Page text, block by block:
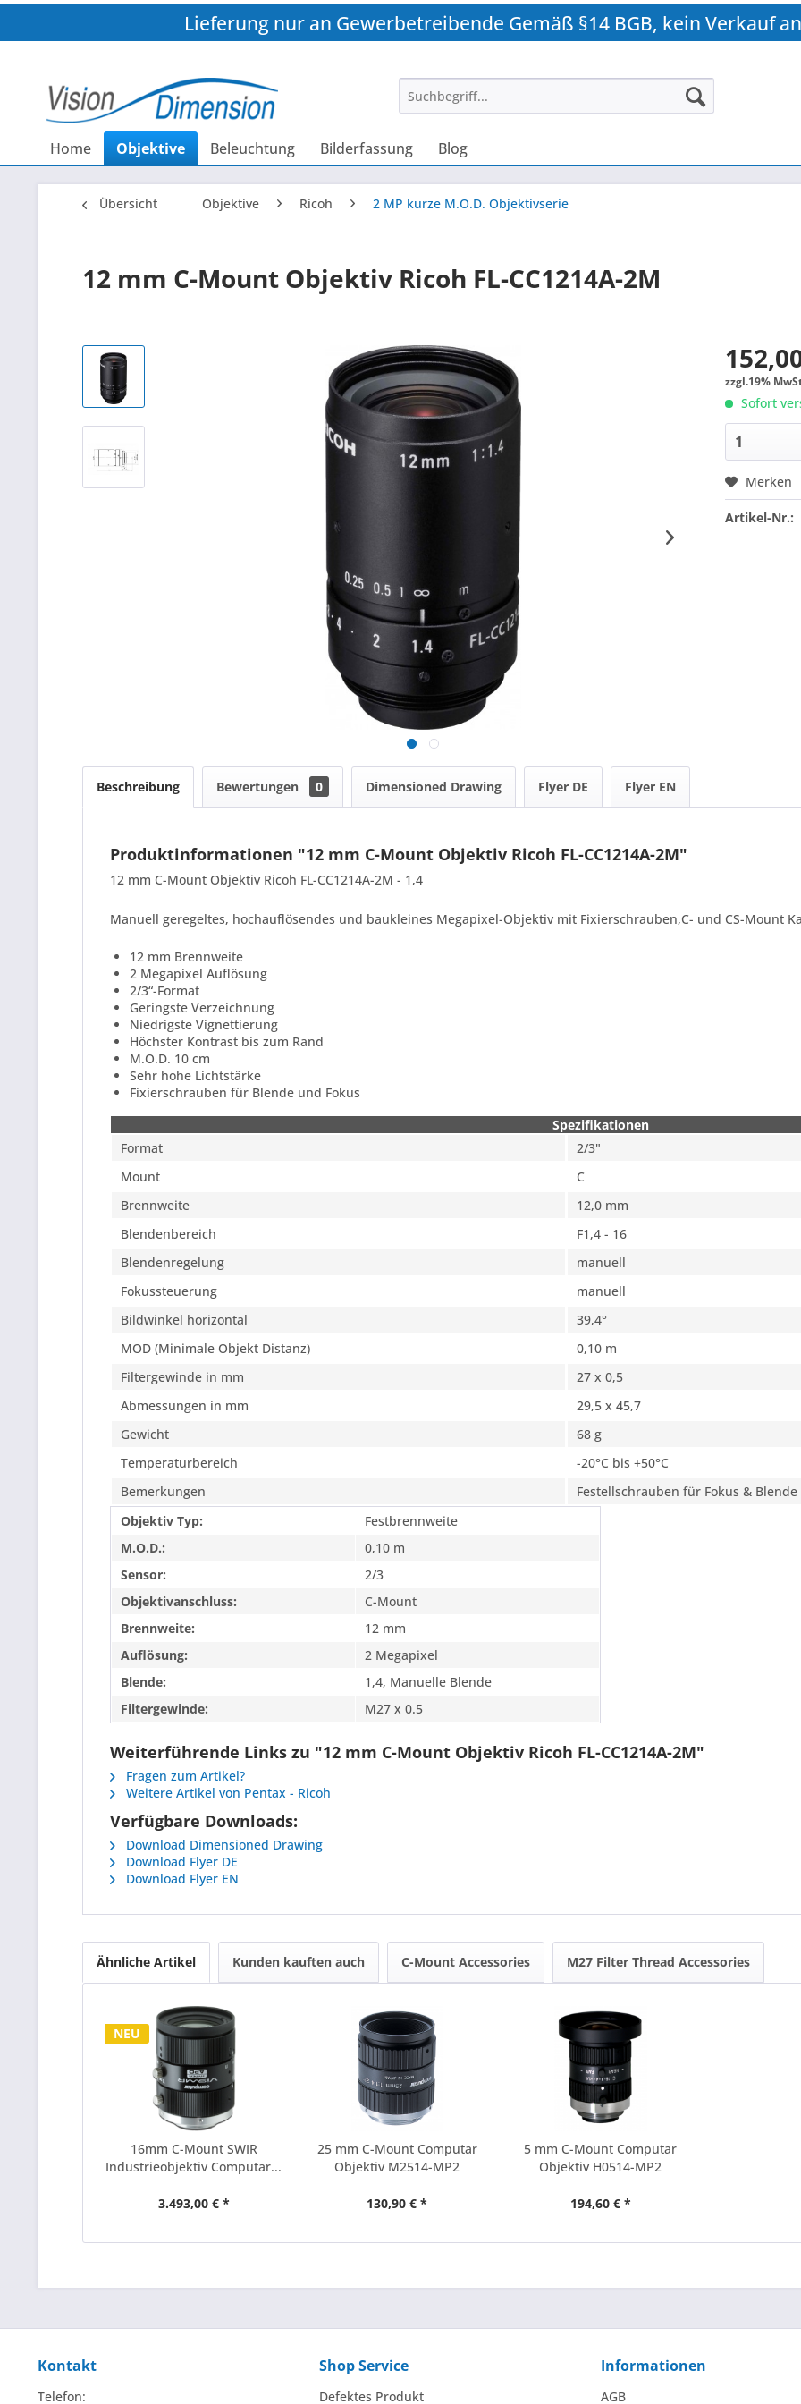
Lieferung nur an Gewerbetreibende Gemäß §14 BGB, kein Verkauf
Home Objektive Beleuchtung Bilderfassung Blog
Übersicht Objektive Ricoh 2 MP kurze M.O.D. Objektivserie
12 mm C-Mount Objektiv Ricoh FL-CC1214A-2M
zzgl.19%
Sofort
Merken
Artikel-Nr.:
Beschreibung Bewertungen 0 Dimensioned Drawing Flyer DE Flyer EN
Produktinformationen "12 mm C-Mount Objektiv Ricoh FL-CC1214A-2M"
12 mm C-Mount Objektiv Ricoh FL-CC1214A-2M - 1,4
Manuell geregeltes, hochauflösendes und baukleines Megapixel-Objektiv mit Fixierschrauben,C- und CS-Mount
12 mm Brennweite
2 Megapixel Auflösung
2/3“-Format
Geringste Verzeichnung
Niedrigste Vignettierung
Höchster Kontrast bis zum Rand
M.O.D. 10 cm
Sehr hohe Lichtstärke
Fixierschrauben für Blende und Fokus
Spezifikationen
Format
2/3"
Mount
C
Brennweite
12,0 mm
Blendenbereich
F1,4 - 16
Blendenregelung
manuell
Fokussteuerung
manuell
Bildwinkel horizontal
39,4°
MOD (Minimale Objekt Distanz)
0,10 m
Filtergewinde in mm
27 x 0,5
Abmessungen in mm
29,5 x 45,7
Gewicht
68 g
Temperaturbereich
-20°C bis +50°C
Bemerkungen
Festellschrauben für Fokus & Blende
Objektiv Typ:
Festbrennweite
M.O.D.:
0,10 m
Sensor:
2/3
Objektivanschluss:
C-Mount
Brennweite:
12 mm
Auflösung:
2 Megapixel
Blende:
1,4, Manuelle Blende
Filtergewinde:
M27 x 0.5
Weiterführende Links zu "12 mm C-Mount Objektiv Ricoh FL-CC1214A-2M"
Fragen zum Artikel?
Weitere Artikel von Pentax - Ricoh
Verfügbare Downloads:
Download Dimensioned Drawing
Download Flyer DE
Download Flyer EN
Ähnliche Artikel Kunden kauften auch C-Mount Accessories M27 Filter Thread Accessories
NEU
16mm C-Mount SWIR
Industrieobjektiv Computar...
3.493,00 € *
25 mm C-Mount Computar
Objektiv M2514-MP2
130,90 € *
5 mm C-Mount Computar
Objektiv H0514-MP2
194,60 € *
Kontakt
Telefon:
Shop Service
Defektes Produkt
Informationen
AGB